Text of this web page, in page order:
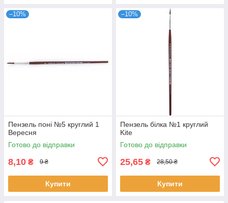
–10%
Пензель поні №5 круглий 1
Вересня
Готово до відправки
8,10 ₴ 9 ₴
Купити
–10%
Пензель білка №1 круглий
Kite
Готово до відправки
25,65 ₴ 28,50 ₴
Купити